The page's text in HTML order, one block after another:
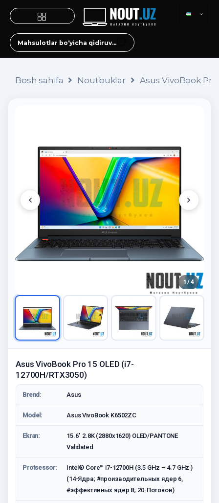
Bosh sahifa Noutbuklar Asus VivoBook Pro
1 / 4
Asus VivoBook Pro 15 OLED (i7-
12700H/RTX3050)
Brend: Asus
Model: Asus VivoBook K6502ZC
Ekran:
15.6" 2.8K (2880x1620) OLED/PANTONE
Validated
Protsessor:
Intel® Core™ i7-12700H (3.5 GHz – 4.7 GHz )
(14-Ядра; #производительных ядер 6,
#эффективных ядер 8; 20-Потоков)